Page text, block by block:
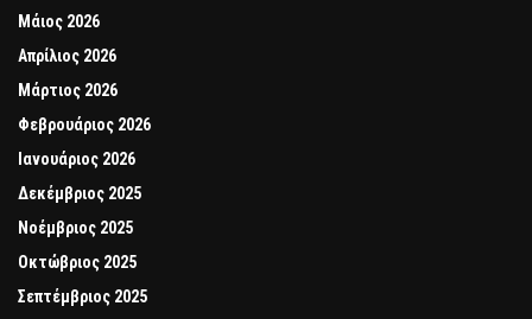
Μάιος 2026
Απρίλιος 2026
Μάρτιος 2026
Φεβρουάριος 2026
Ιανουάριος 2026
Δεκέμβριος 2025
Νοέμβριος 2025
Οκτώβριος 2025
Σεπτέμβριος 2025